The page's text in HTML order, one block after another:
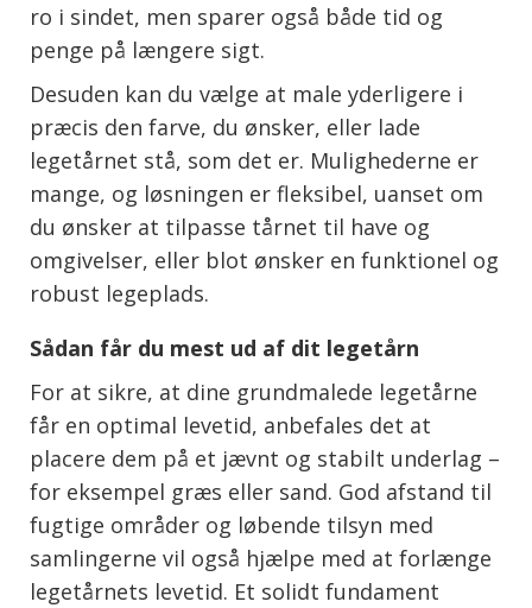
ro i sindet, men sparer også både tid og
penge på længere sigt.
Desuden kan du vælge at male yderligere i
præcis den farve, du ønsker, eller lade
legetårnet stå, som det er. Mulighederne er
mange, og løsningen er fleksibel, uanset om
du ønsker at tilpasse tårnet til have og
omgivelser, eller blot ønsker en funktionel og
robust legeplads.
Sådan får du mest ud af dit legetårn
For at sikre, at dine grundmalede legetårne
får en optimal levetid, anbefales det at
placere dem på et jævnt og stabilt underlag –
for eksempel græs eller sand. God afstand til
fugtige områder og løbende tilsyn med
samlingerne vil også hjælpe med at forlænge
legetårnets levetid. Et solidt fundament